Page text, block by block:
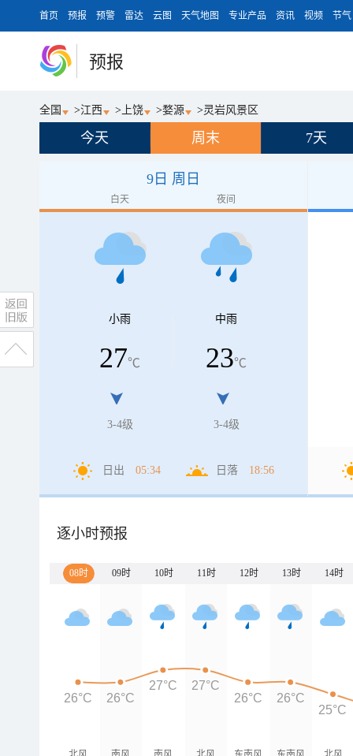
首页 预报 预警 雷达 云图 天气地图 专业产品 资讯 视频 节气
预报
全国 >江西 > 上饶 >婺源 >灵岩风景区
今天 周末 7天
9日 周日
白天 夜间
小雨
27℃
3-4级
中雨
23℃
3-4级
日出 05:34 日落 18:56
逐小时预报
08时 09时 10时 11时 12时 13时 14时
26°C 26°C
27°C 27°C
26°C
26°C
25°C